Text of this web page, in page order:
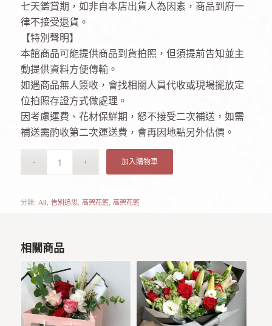
七天鑑賞期，如非自本店出貨人為因素，商品到府一
律不接受退貨。
【特別聲明】
本館商品可能提供商品到貨拍照，但須提前告知並主
動提供資料方便傳輸。
如遇商品無人簽收，會找相關人員代收或現場擺放定
位拍照存證方式做處理。
因考慮運費、花材保鮮期，怒不接受二次補送，如需
補送需酌收第二次運送費，會再因地點另外估價。
加入購物車
分類: All, 告別追思, 高架花籃, 高架花籃
相關商品